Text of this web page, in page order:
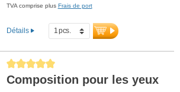
TVA comprise plus Frais de port
Détails
Average rating of 5 out of 5 stars
Composition pour les yeux